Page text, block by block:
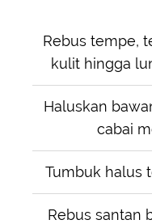
Rebus tempe,
kulit hingga
Haluskan
cabai
Tumbuk halus
Rebus santan